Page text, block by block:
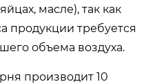
масле), так как
продукции требуется
объема воздуха.
производит 10